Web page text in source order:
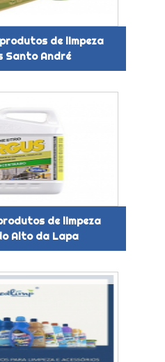
de limpeza
Santo André
de limpeza
Alto da Lapa